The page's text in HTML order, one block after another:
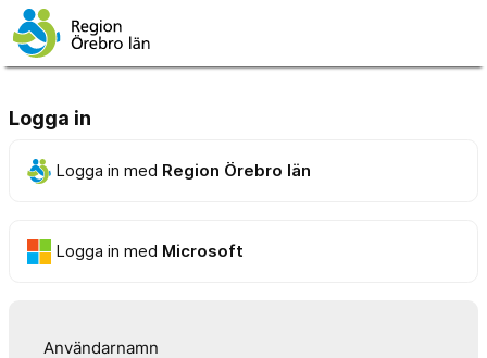
Logga in
Logga in med Region Örebro län
Logga in med Microsoft
Användarnamn